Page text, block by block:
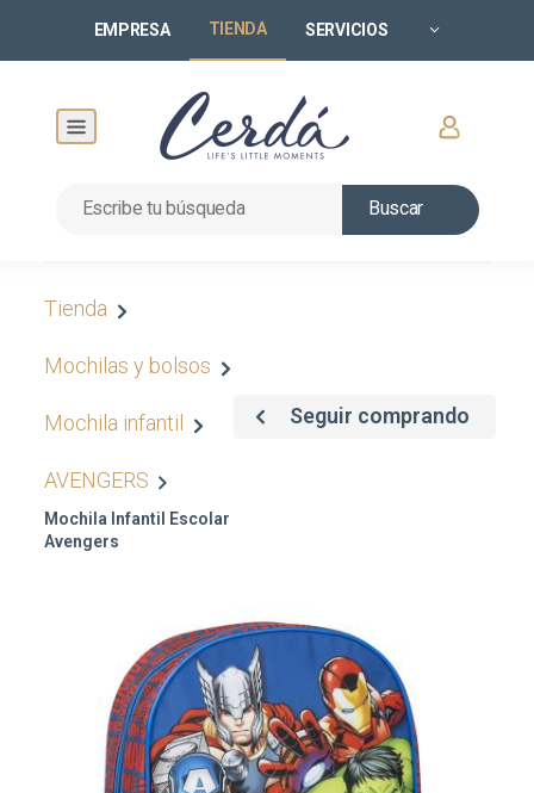
EMPRESA TIENDA SERVICIOS
Buscar
Tienda
Mochilas y bolsos
Mochila infantil
AVENGERS
Mochila Infantil Escolar
Avengers
Seguir comprando